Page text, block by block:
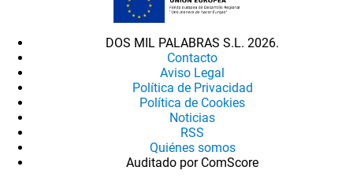
DOS MIL PALABRAS S.L. 2026.
Contacto
Aviso Legal
Política de Privacidad
Política de Cookies
Noticias
RSS
Quiénes somos
Auditado por ComScore